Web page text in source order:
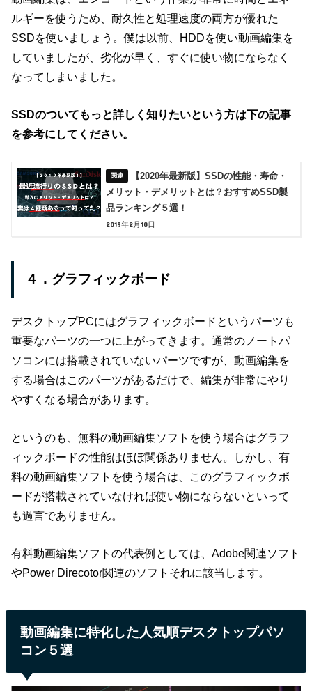
ルギーを使うため、耐久性と処理速度の両方が優れた
SSDを使いましょう。僕は以前、HDDを使い動画編集を
していましたが、劣化が早く、すぐに使い物にならなく
なってしまいました。
SSDのついてもっと詳しく知りたいという方は下の記事
を参考にしてください。
【2020年最新版】SSDの性能・寿命・
メリット・デメリットとは？おすすめSSD製
品ランキング５選！
2019年2月10日
４．グラフィックボード
デスクトップPCにはグラフィックボードというパーツも
重要なパーツの一つに上がってきます。通常のノートパ
ソコンには搭載されていないパーツですが、動画編集を
する場合はこのパーツがあるだけで、編集が非常にやり
やすくなる場合があります。
というのも、無料の動画編集ソフトを使う場合はグラフ
ィックボードの性能はほぼ関係ありません。しかし、有
料の動画編集ソフトを使う場合は、このグラフィックボ
ードが搭載されていなければ使い物にならないといって
も過言でありません。
有料動画編集ソフトの代表例としては、Adobe関連ソフト
やPower Direcotor関連のソフトそれに該当します。
動画編集に特化した人気順デスクトップパソ
コン５選